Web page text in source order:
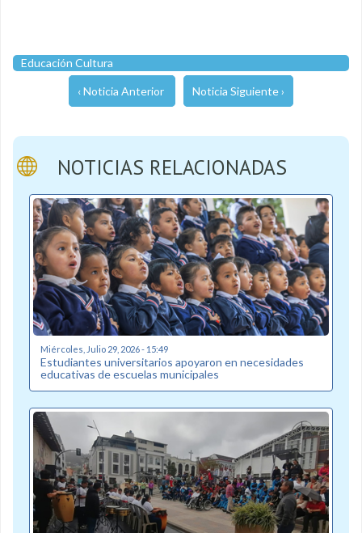
Educación Cultura
‹ Noticia Anterior Noticia Siguiente ›
NOTICIAS RELACIONADAS
Miércoles, Julio 29, 2026 - 15:49
Estudiantes universitarios apoyaron en necesidades
educativas de escuelas municipales